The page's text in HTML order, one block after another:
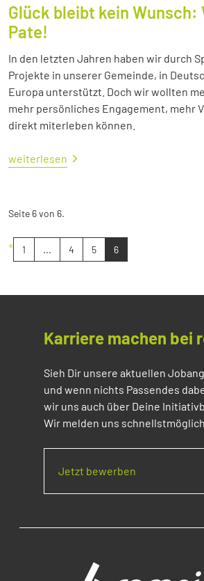
Glück bleibt kein Wunsch:
Pate!
In den letzten Jahren haben wir durch
Projekte in unserer Gemeinde, in
Europa unterstützt. Doch wir wollten
mehr persönliches Engagement, mehr
direkt miterleben können.
weiterlesen
Seite 6 von 6.
« 1 ... 4 5 6
Karriere machen bei
Sieh Dir unsere aktuellen
und wenn nichts Passendes
wir uns auch über Deine
Wir melden uns
Jetzt bewerben